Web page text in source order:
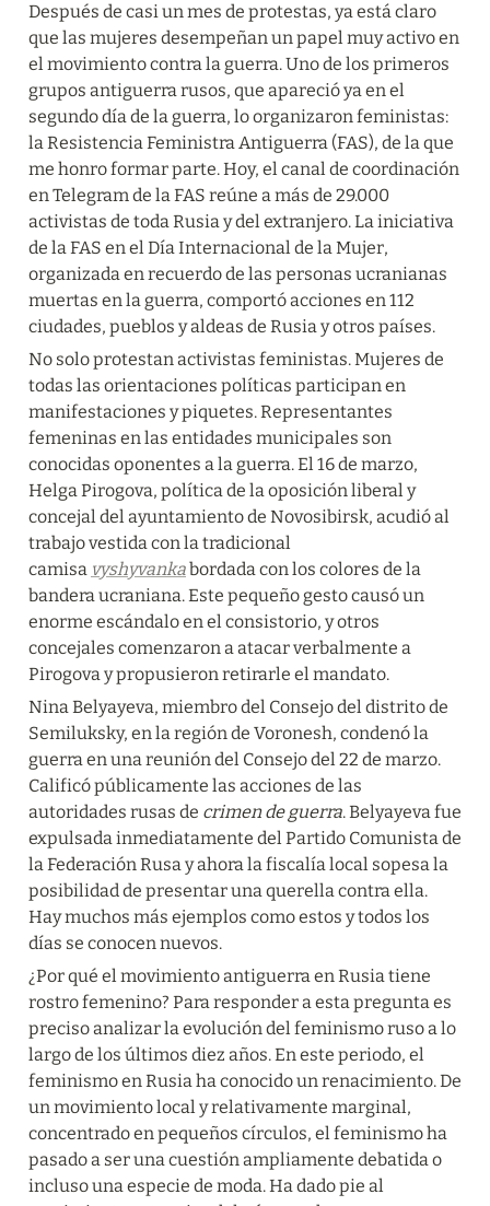
Después de casi un mes de protestas, ya está claro
que las mujeres desempeñan un papel muy activo en
el movimiento contra la guerra. Uno de los primeros
grupos antiguerra rusos, que apareció ya en el
segundo día de la guerra, lo organizaron feministas:
la Resistencia Feministra Antiguerra (FAS), de la que
me honro formar parte. Hoy, el canal de coordinación
en Telegram de la FAS reúne a más de 29.000
activistas de toda Rusia y del extranjero. La iniciativa
de la FAS en el Día Internacional de la Mujer,
organizada en recuerdo de las personas ucranianas
muertas en la guerra, comportó acciones en 112
ciudades, pueblos y aldeas de Rusia y otros países.
No solo protestan activistas feministas. Mujeres de
todas las orientaciones políticas participan en
manifestaciones y piquetes. Representantes
femeninas en las entidades municipales son
conocidas oponentes a la guerra. El 16 de marzo,
Helga Pirogova, política de la oposición liberal y
concejal del ayuntamiento de Novosibirsk, acudió al
trabajo vestida con la tradicional
camisa vyshyvanka bordada con los colores de la
bandera ucraniana. Este pequeño gesto causó un
enorme escándalo en el consistorio, y otros
concejales comenzaron a atacar verbalmente a
Pirogova y propusieron retirarle el mandato.
Nina Belyayeva, miembro del Consejo del distrito de
Semiluksky, en la región de Voronesh, condenó la
guerra en una reunión del Consejo del 22 de marzo.
Calificó públicamente las acciones de las
autoridades rusas de crimen de guerra. Belyayeva fue
expulsada inmediatamente del Partido Comunista de
la Federación Rusa y ahora la fiscalía local sopesa la
posibilidad de presentar una querella contra ella.
Hay muchos más ejemplos como estos y todos los
días se conocen nuevos.
¿Por qué el movimiento antiguerra en Rusia tiene
rostro femenino? Para responder a esta pregunta es
preciso analizar la evolución del feminismo ruso a lo
largo de los últimos diez años. En este periodo, el
feminismo en Rusia ha conocido un renacimiento. De
un movimiento local y relativamente marginal,
concentrado en pequeños círculos, el feminismo ha
pasado a ser una cuestión ampliamente debatida o
incluso una especie de moda. Ha dado pie al